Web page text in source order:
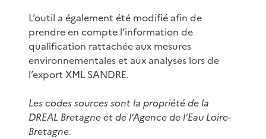
L’outil a également été modifié afin de
prendre en compte l’information de
qualification rattachée aux mesures
environnementales et aux analyses lors de
l’export XML SANDRE.
Les codes sources sont la propriété de la
DREAL Bretagne et de l’Agence de l’Eau Loire-
Bretagne.